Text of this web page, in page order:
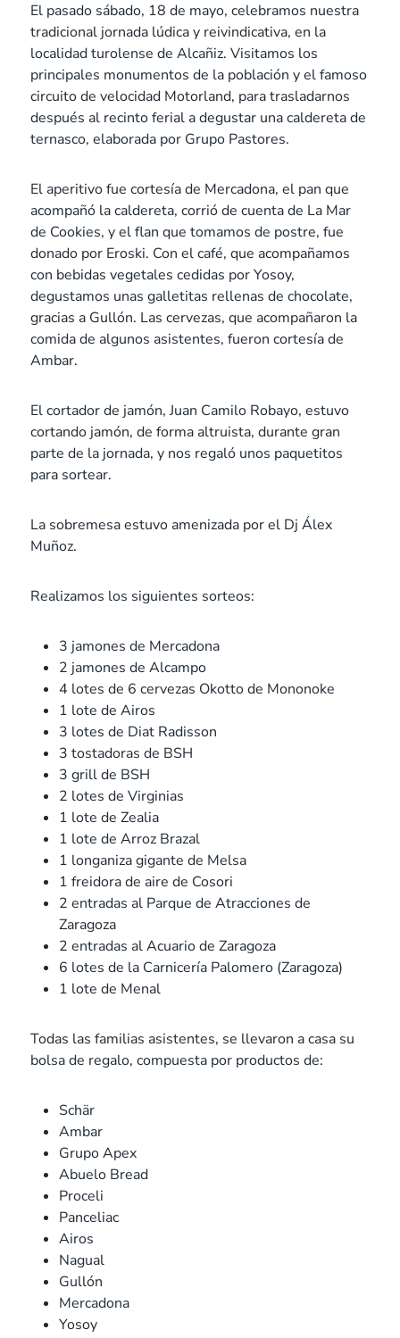
El pasado sábado, 18 de mayo, celebramos nuestra
tradicional jornada lúdica y reivindicativa, en la
localidad turolense de Alcañiz. Visitamos los
principales monumentos de la población y el famoso
circuito de velocidad Motorland, para trasladarnos
después al recinto ferial a degustar una caldereta de
ternasco, elaborada por Grupo Pastores.
El aperitivo fue cortesía de Mercadona, el pan que
acompañó la caldereta, corrió de cuenta de La Mar
de Cookies, y el flan que tomamos de postre, fue
donado por Eroski. Con el café, que acompañamos
con bebidas vegetales cedidas por Yosoy,
degustamos unas galletitas rellenas de chocolate,
gracias a Gullón. Las cervezas, que acompañaron la
comida de algunos asistentes, fueron cortesía de
Ambar.
El cortador de jamón, Juan Camilo Robayo, estuvo
cortando jamón, de forma altruista, durante gran
parte de la jornada, y nos regaló unos paquetitos
para sortear.
La sobremesa estuvo amenizada por el Dj Álex
Muñoz.
Realizamos los siguientes sorteos:
3 jamones de Mercadona
2 jamones de Alcampo
4 lotes de 6 cervezas Okotto de Mononoke
1 lote de Airos
3 lotes de Diat Radisson
3 tostadoras de BSH
3 grill de BSH
2 lotes de Virginias
1 lote de Zealia
1 lote de Arroz Brazal
1 longaniza gigante de Melsa
1 freidora de aire de Cosori
2 entradas al Parque de Atracciones de
Zaragoza
2 entradas al Acuario de Zaragoza
6 lotes de la Carnicería Palomero (Zaragoza)
1 lote de Menal
Todas las familias asistentes, se llevaron a casa su
bolsa de regalo, compuesta por productos de:
Schär
Ambar
Grupo Apex
Abuelo Bread
Proceli
Panceliac
Airos
Nagual
Gullón
Mercadona
Yosoy